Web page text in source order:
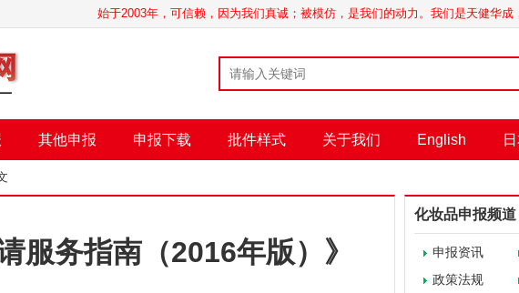
始于2003年，可信赖，因为我们真诚；被模仿，是我们的动力。我们是天健华成
其他申报 申报下载 批件样式 关于我们 English
服务指南（2016年版）》
化妆品申报频道
申报资讯
政策法规